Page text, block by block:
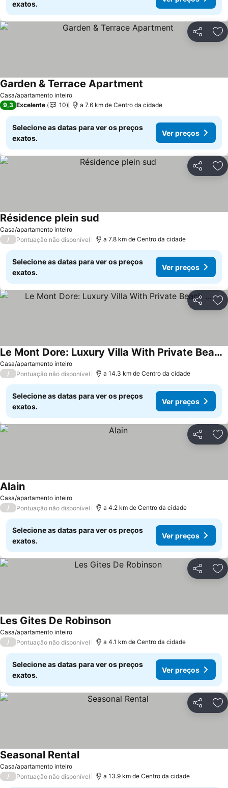
exatos.
Partilhar
Casa/apartamento inteiro
Garden & Terrace Apartment
9,3 Excelente 10 a 7.6 km de Centro da cidade
Selecione as datas para ver os preços
exatos.
Ver preços
Partilhar
Casa/apartamento inteiro
Résidence plein sud
/ Pontuação não disponível a 7.8 km de Centro da cidade
Selecione as datas para ver os preços
exatos.
Ver preços
Partilhar
Casa/apartamento inteiro
Le Mont Dore: Luxury Villa With Private Beach ...
Ver preços
/ Pontuação não disponível a 14.3 km de Centro da cidade
Selecione as datas para ver os preços
exatos.
Ver preços
Partilhar
Casa/apartamento inteiro
AlainVer preços
/ Pontuação não disponível a 4.2 km de Centro da cidade
Selecione as datas para ver os preços
exatos.
Ver preços
Partilhar
Casa/apartamento inteiro
Les Gites De RobinsonVer preços
/ Pontuação não disponível a 4.1 km de Centro da cidade
Selecione as datas para ver os preços
exatos.
Ver preços
Partilhar
Casa/apartamento inteiro
Seasonal RentalVer preços
/ Pontuação não disponível a 13.9 km de Centro da cidade